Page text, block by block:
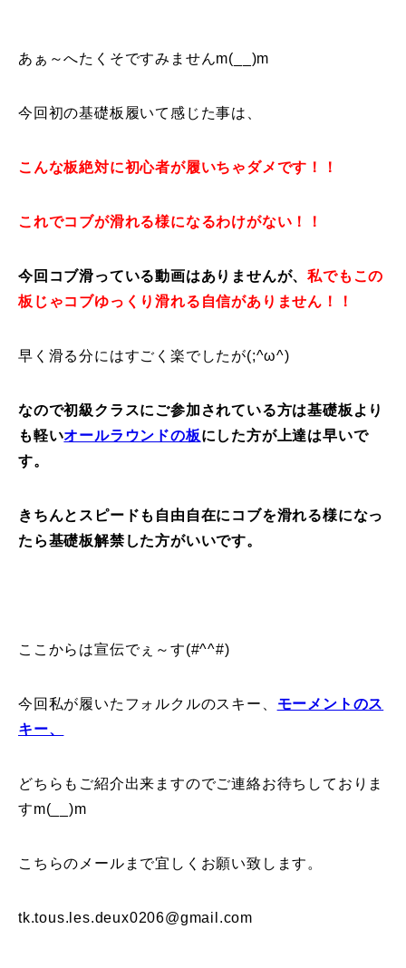
あぁ～へたくそですみませんm(__)m
今回初の基礎板履いて感じた事は、
こんな板絶対に初心者が履いちゃダメです！！
これでコブが滑れる様になるわけがない！！
今回コブ滑っている動画はありませんが、私でもこの
板じゃコブゆっくり滑れる自信がありません！！
早く滑る分にはすごく楽でしたが(;^ω^)
なので初級クラスにご参加されている方は基礎板より
も軽いオールラウンドの板にした方が上達は早いで
す。
きちんとスピードも自由自在にコブを滑れる様になっ
たら基礎板解禁した方がいいです。
ここからは宣伝でぇ～す(#^^#)
今回私が履いたフォルクルのスキー、 モーメントのス
キー、
どちらもご紹介出来ますのでご連絡お待ちしておりま
すm(__)m
こちらのメールまで宜しくお願い致します。
tk.tous.les.deux0206@gmail.com